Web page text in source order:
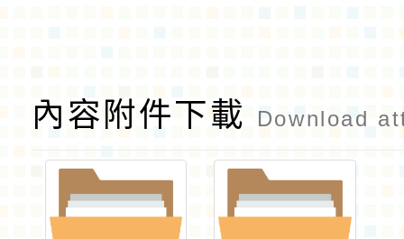
內容附件下載 Download